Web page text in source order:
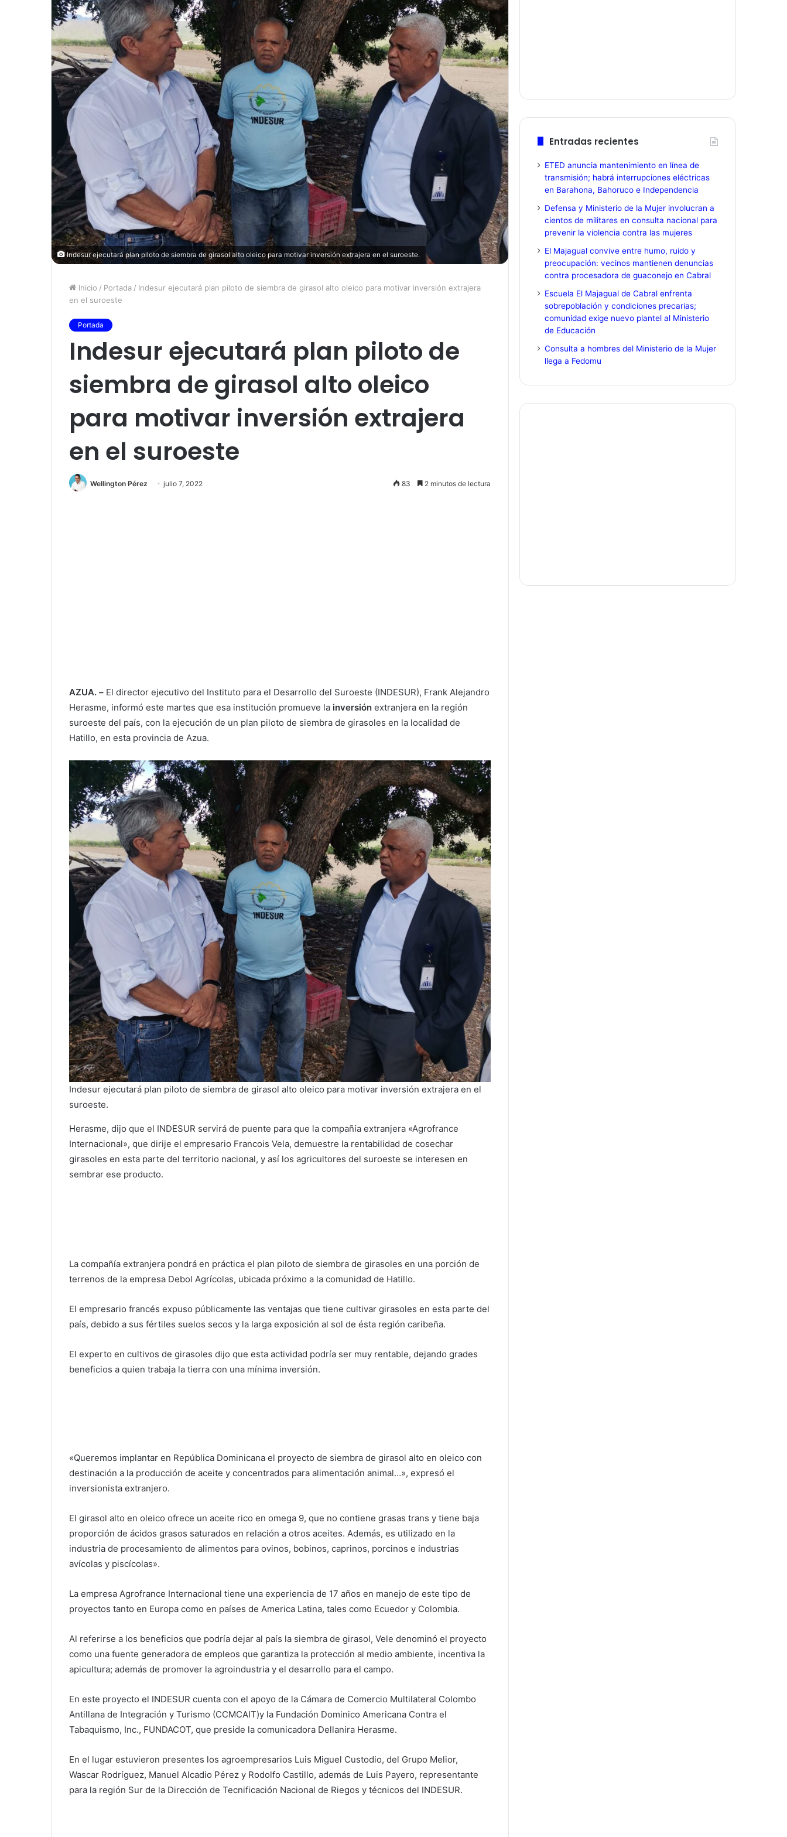
Indesur ejecutará plan piloto de siembra de girasol alto oleico para motivar inversión extrajera en el suroeste.
Inicio / Portada / Indesur ejecutará plan piloto de siembra de girasol alto oleico para motivar inversión extrajera
en el suroeste
Portada
Indesur ejecutará plan piloto de
siembra de girasol alto oleico
para motivar inversión extrajera
en el suroeste
Wellington Pérez julio 7, 2022 83 2 minutos de lectura
AZUA. – El director ejecutivo del Instituto para el Desarrollo del Suroeste (INDESUR), Frank Alejandro
Herasme, informó este martes que esa institución promueve la inversión extranjera en la región
suroeste del país, con la ejecución de un plan piloto de siembra de girasoles en la localidad de
Hatillo, en esta provincia de Azua.
Indesur ejecutará plan piloto de siembra de girasol alto oleico para motivar inversión extrajera en el
suroeste.
Herasme, dijo que el INDESUR servirá de puente para que la compañía extranjera «Agrofrance
Internacional», que dirije el empresario Francois Vela, demuestre la rentabilidad de cosechar
girasoles en esta parte del territorio nacional, y así los agricultores del suroeste se interesen en
sembrar ese producto.
La compañía extranjera pondrá en práctica el plan piloto de siembra de girasoles en una porción de
terrenos de la empresa Debol Agrícolas, ubicada próximo a la comunidad de Hatillo.
El empresario francés expuso públicamente las ventajas que tiene cultivar girasoles en esta parte del
país, debido a sus fértiles suelos secos y la larga exposición al sol de ésta región caribeña.
El experto en cultivos de girasoles dijo que esta actividad podría ser muy rentable, dejando grades
beneficios a quien trabaja la tierra con una mínima inversión.
«Queremos implantar en República Dominicana el proyecto de siembra de girasol alto en oleico con
destinación a la producción de aceite y concentrados para alimentación animal…», expresó el
inversionista extranjero.
El girasol alto en oleico ofrece un aceite rico en omega 9, que no contiene grasas trans y tiene baja
proporción de ácidos grasos saturados en relación a otros aceites. Además, es utilizado en la
industria de procesamiento de alimentos para ovinos, bobinos, caprinos, porcinos e industrias
avícolas y piscícolas».
La empresa Agrofrance Internacional tiene una experiencia de 17 años en manejo de este tipo de
proyectos tanto en Europa como en países de America Latina, tales como Ecuedor y Colombia.
Al referirse a los beneficios que podría dejar al país la siembra de girasol, Vele denominó el proyecto
como una fuente generadora de empleos que garantiza la protección al medio ambiente, incentiva la
apicultura; además de promover la agroindustria y el desarrollo para el campo.
En este proyecto el INDESUR cuenta con el apoyo de la Cámara de Comercio Multilateral Colombo
Antillana de Integración y Turismo (CCMCAIT)y la Fundación Dominico Americana Contra el
Tabaquismo, Inc., FUNDACOT, que preside la comunicadora Dellanira Herasme.
En el lugar estuvieron presentes los agroempresarios Luis Miguel Custodio, del Grupo Melior,
Wascar Rodríguez, Manuel Alcadio Pérez y Rodolfo Castillo, además de Luis Payero, representante
para la región Sur de la Dirección de Tecnificación Nacional de Riegos y técnicos del INDESUR.
Entradas recientes
ETED anuncia mantenimiento en línea de
transmisión; habrá interrupciones eléctricas
en Barahona, Bahoruco e Independencia
Defensa y Ministerio de la Mujer involucran a
cientos de militares en consulta nacional para
prevenir la violencia contra las mujeres
El Majagual convive entre humo, ruido y
preocupación: vecinos mantienen denuncias
contra procesadora de guaconejo en Cabral
Escuela El Majagual de Cabral enfrenta
sobrepoblación y condiciones precarias;
comunidad exige nuevo plantel al Ministerio
de Educación
Consulta a hombres del Ministerio de la Mujer
llega a Fedomu